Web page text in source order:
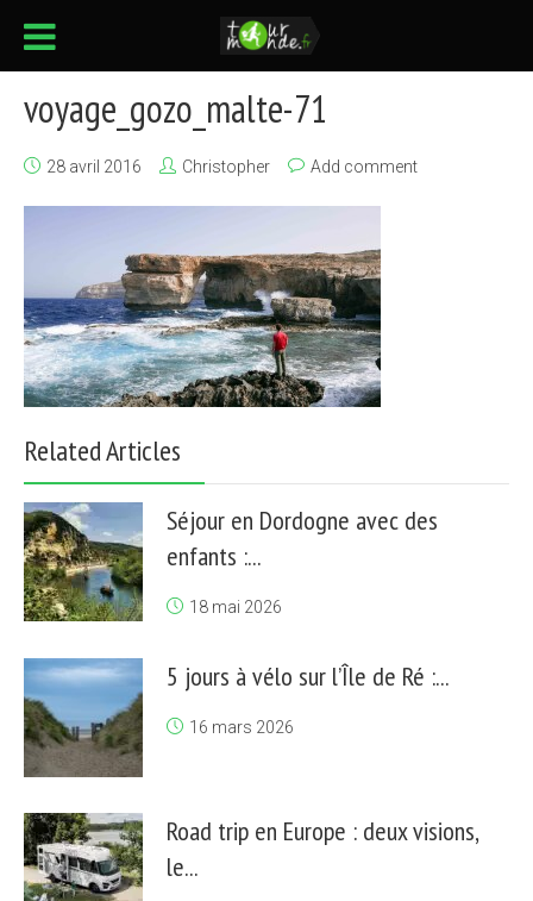
voyage_gozo_malte-71
28 avril 2016 Christopher Add comment
Related Articles
Séjour en Dordogne avec des
enfants :...
18 mai 2026
5 jours à vélo sur l’Île de Ré :...
16 mars 2026
Road trip en Europe : deux visions,
le...